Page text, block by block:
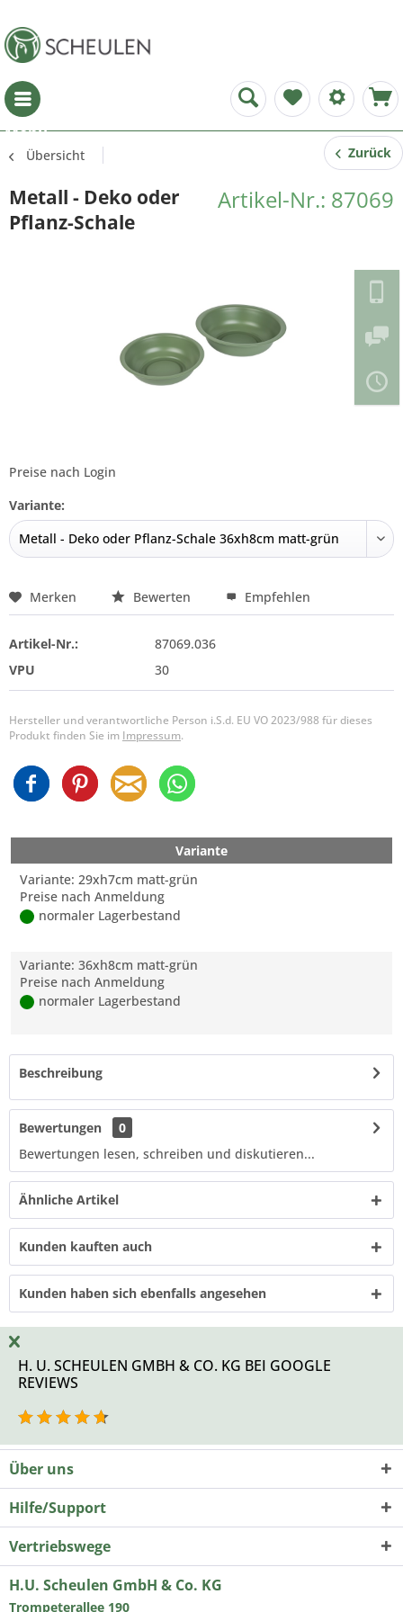
Menü
Übersicht Zurück
Artikel-Nr.: 87069
Metall - Deko oder
Pflanz-Schale
Preise nach Login
Variante:
Merken Bewerten Empfehlen
Artikel-Nr.:
87069.036
VPU
30
Hersteller und verantwortliche Person i.S.d. EU VO 2023/988 für dieses
Produkt finden Sie im Impressum.
Variante
Variante: 29xh7cm matt-grün
Preise nach Anmeldung
normaler Lagerbestand
Variante: 36xh8cm matt-grün
Preise nach Anmeldung
normaler Lagerbestand
Beschreibung
Bewertungen
0
Bewertungen lesen, schreiben und diskutieren...
Ähnliche Artikel
Kunden kauften auch
Kunden haben sich ebenfalls angesehen
H. U. SCHEULEN GMBH & CO. KG BEI GOOGLE
REVIEWS
Über uns
Hilfe/Support
Vertriebswege
H.U. Scheulen GmbH & Co. KG
Trompeterallee 190